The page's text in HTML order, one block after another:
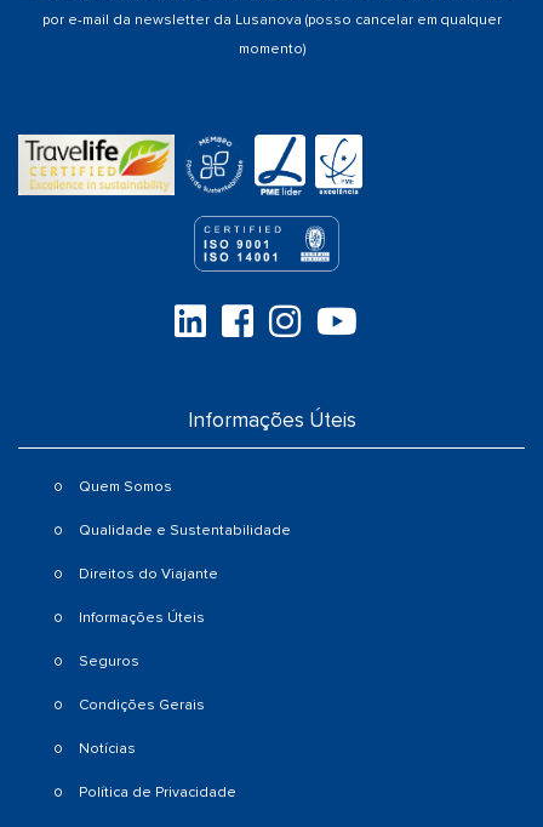
por e-mail da newsletter da Lusanova (posso cancelar em qualquer
momento)
Informações Úteis
Quem Somos
Qualidade e Sustentabilidade
Direitos do Viajante
Informações Úteis
Seguros
Condições Gerais
Notícias
Política de Privacidade